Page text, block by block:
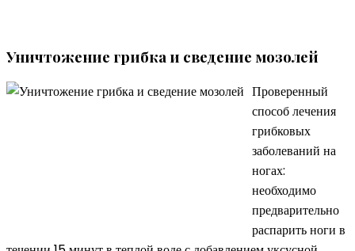
Уничтожение грибка и сведение мозолей
Проверенный
способ лечения
грибковых
заболеваний на
ногах:
необходимо
предварительно
распарить ноги в